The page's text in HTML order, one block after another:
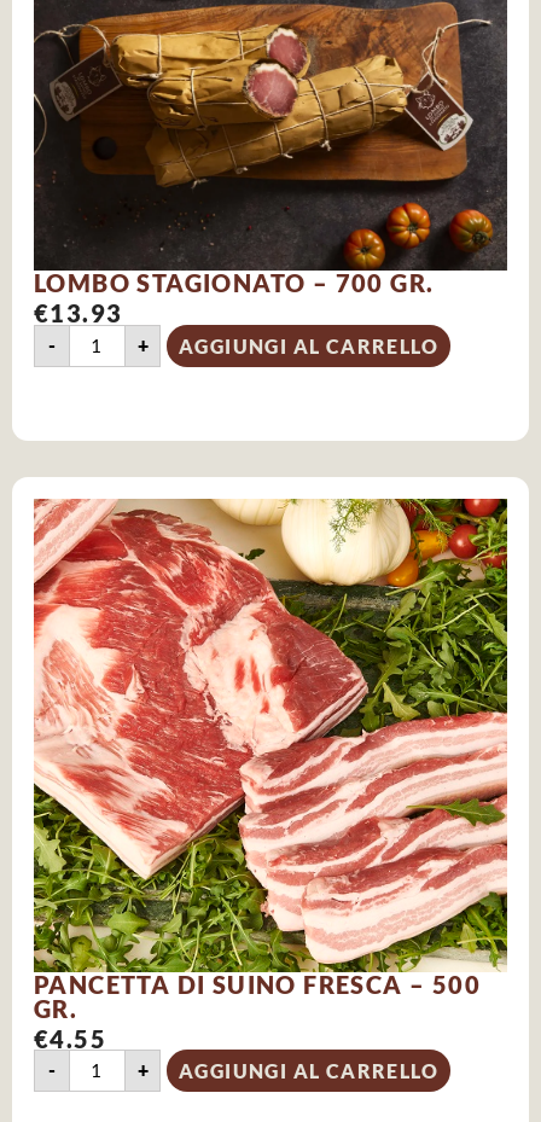
LOMBO STAGIONATO – 700 GR.
€13.93
- + AGGIUNGI AL CARRELLO
PANCETTA DI SUINO FRESCA – 500
GR.
€4.55
- + AGGIUNGI AL CARRELLO